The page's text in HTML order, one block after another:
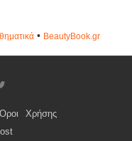
• ΒeautyΒook.gr
Όροι Χρήσης